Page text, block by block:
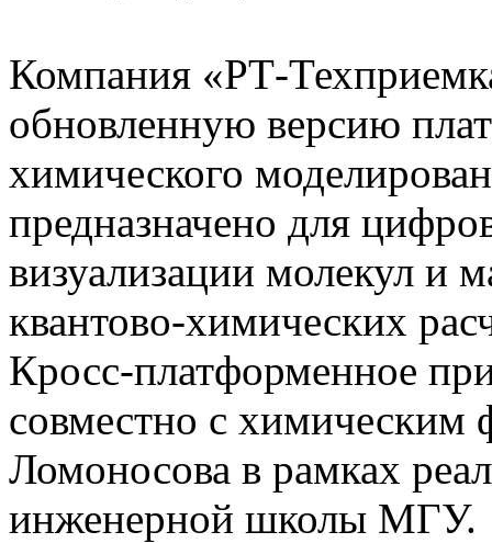
Компания «РТ-
обновленную версию
химического
предназначено для
визуализации молекул и
квантово-химических
Кросс-платформенное
совместно с
Ломоносова в рамках
инженерной школы МГУ.